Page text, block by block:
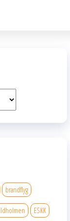
brandflyg
ESKK